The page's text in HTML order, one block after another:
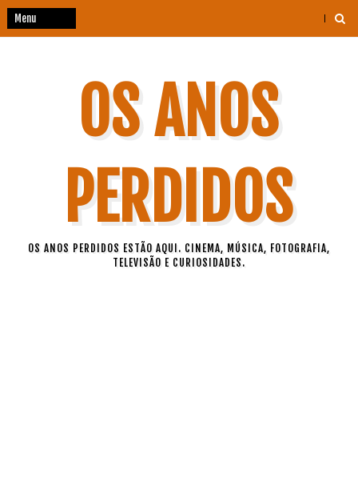
OS ANOS
PERDIDOS
OS ANOS PERDIDOS ESTÃO AQUI. CINEMA, MÚSICA, FOTOGRAFIA,
TELEVISÃO E CURIOSIDADES.